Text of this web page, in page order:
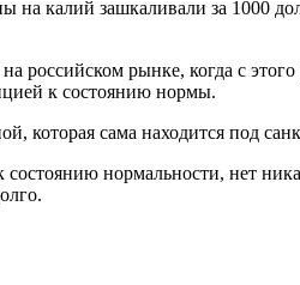
на калий зашкаливали за 1000
российском рынке, когда с
к состоянию нормы.
которая сама находится под
состоянию нормальности, нет